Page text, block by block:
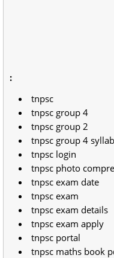
:
tnpsc
tnpsc group 4
tnpsc group 2
tnpsc group 4
tnpsc login
tnpsc photo
tnpsc exam date
tnpsc exam
tnpsc exam details
tnpsc exam apply
tnpsc portal
tnpsc maths book